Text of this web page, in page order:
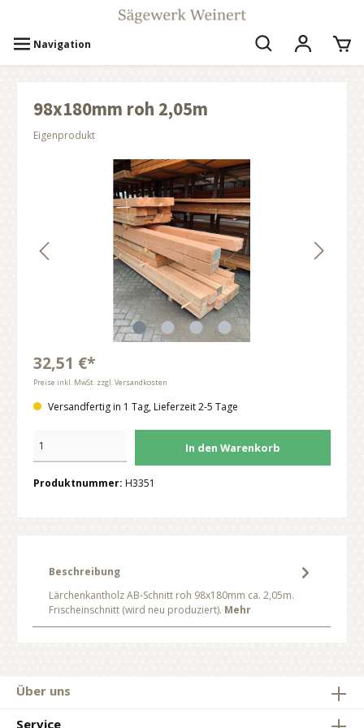
Navigation
98x180mm roh 2,05m
Eigenprodukt
32,51 €*
Preise inkl. MwSt. zzgl. Versandkosten
Versandfertig in 1 Tag, Lieferzeit 2-5 Tage
In den Warenkorb
Produktnummer: H3351
Beschreibung
Lärchenkantholz AB-Schnitt roh 98x180mm ca. 2,05m.
Frischeinschnitt (wird neu produziert). Mehr
Über uns
Service